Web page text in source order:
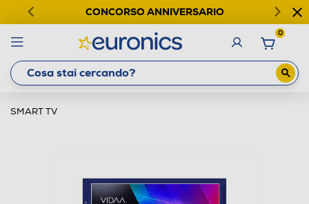
CONCORSO ANNIVERSARIO
0
SMART TV